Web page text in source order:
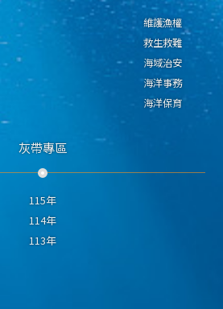
維護漁權
救生救難
海域治安
海洋事務
海洋保育
灰帶專區
115年
114年
113年